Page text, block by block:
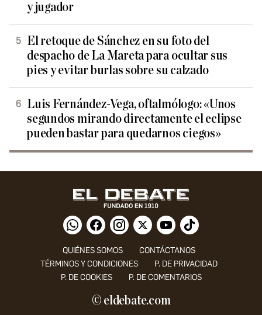
y jugador
El retoque de Sánchez en su foto del
despacho de La Mareta para ocultar sus
pies y evitar burlas sobre su calzado
Luis Fernández-Vega, oftalmólogo: «Unos
segundos mirando directamente el eclipse
pueden bastar para quedarnos ciegos»
QUIÉNES SOMOS
CONTÁCTANOS
TÉRMINOS Y CONDICIONES
P. DE PRIVACIDAD
P. DE COOKIES
P. DE COMENTARIOS
© eldebate.com